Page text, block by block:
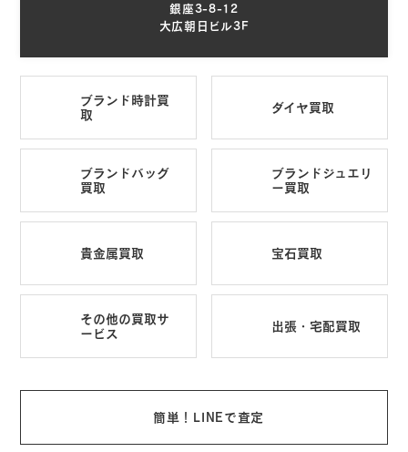
銀座3-8-12
大広朝日ビル3F
ブランド時計買
取
ダイヤ買取
ブランドバッグ
買取
ブランドジュエリ
ー買取
貴金属買取 宝石買取
その他の買取サ
ービス
出張・宅配買取
簡単！LINEで査定